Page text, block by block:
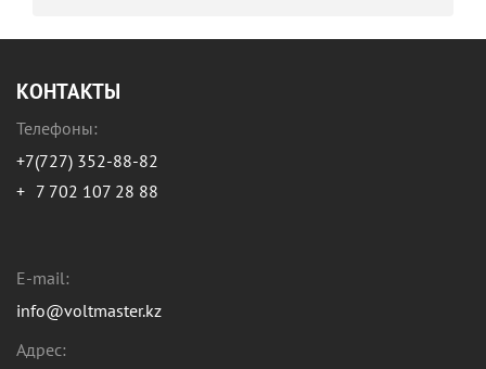
КОНТАКТЫ
Телефоны:
+7(727) 352-88-82
+ 7 702 107 28 88
E-mail:
info@voltmaster.kz
Адрес: